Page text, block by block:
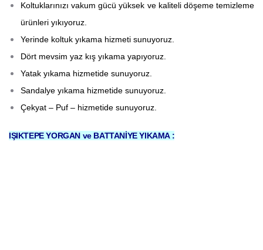
Koltuklarınızı vakum gücü yüksek ve kaliteli döşeme temizleme
ürünleri yıkıyoruz.
Yerinde koltuk yıkama hizmeti sunuyoruz.
Dört mevsim yaz kış yıkama yapıyoruz.
Yatak yıkama hizmetide sunuyoruz.
Sandalye yıkama hizmetide sunuyoruz.
Çekyat – Puf – hizmetide sunuyoruz.
IŞIKTEPE YORGAN ve BATTANİYE YIKAMA :